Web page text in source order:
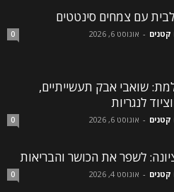
עם צמחים סינטטים
- אוגוסט 6, 2026 0
שואבי אבק תעשייתיים,
לנגריות
- אוגוסט 6, 2026 0
לשפר את הכושר והבריאות
- אוגוסט 4, 2026 0